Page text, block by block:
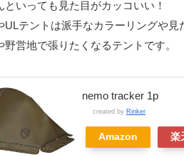
といっても見た目がカッコいい！
ULテントは派手なカラーリングや
野営地で張りたくなるテントです。
nemo tracker 1p
created by Rinker
Amazon 楽